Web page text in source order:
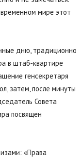
мире этот
дню, традиционно
в штаб-квартире
генсекретаря
затем, после минуты
Совета
посвящен
«Права